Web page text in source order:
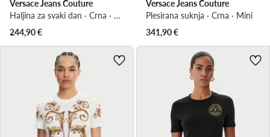
Versace Jeans Couture
Haljina za svaki dan · Crna · Mini
244,90€
Versace Jeans Couture
Plesirana suknja · Crna · Mini
341,90€